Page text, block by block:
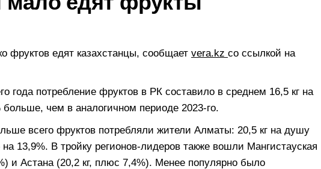
фруктов едят казахстанцы, сообщает vera.kz со ссылкой на
года потребление фруктов в РК составило в среднем 16,5 кг на
чем в аналогичном периоде 2023-го.
всего фруктов потребляли жители Алматы: 20,5 кг на душу
13,9%. В тройку регионов-лидеров также вошли Мангистауская
и Астана (20,2 кг, плюс 7,4%). Менее популярно было